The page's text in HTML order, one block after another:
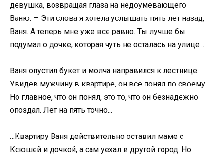
девушка, возвращая глаза на недоумевающего
Ваню. — Эти слова я хотела услышать пять лет назад,
Ваня. А теперь мне уже все равно. Ты лучше бы
подумал о дочке, которая чуть не осталась на улице…
Ваня опустил букет и молча направился к лестнице.
Увидев мужчину в квартире, он все понял по своему.
Но главное, что он понял, это то, что он безнадежно
опоздал. Лет на пять точно…
…Квартиру Ваня действительно оставил маме с
Ксюшей и дочкой, а сам уехал в другой город. Но